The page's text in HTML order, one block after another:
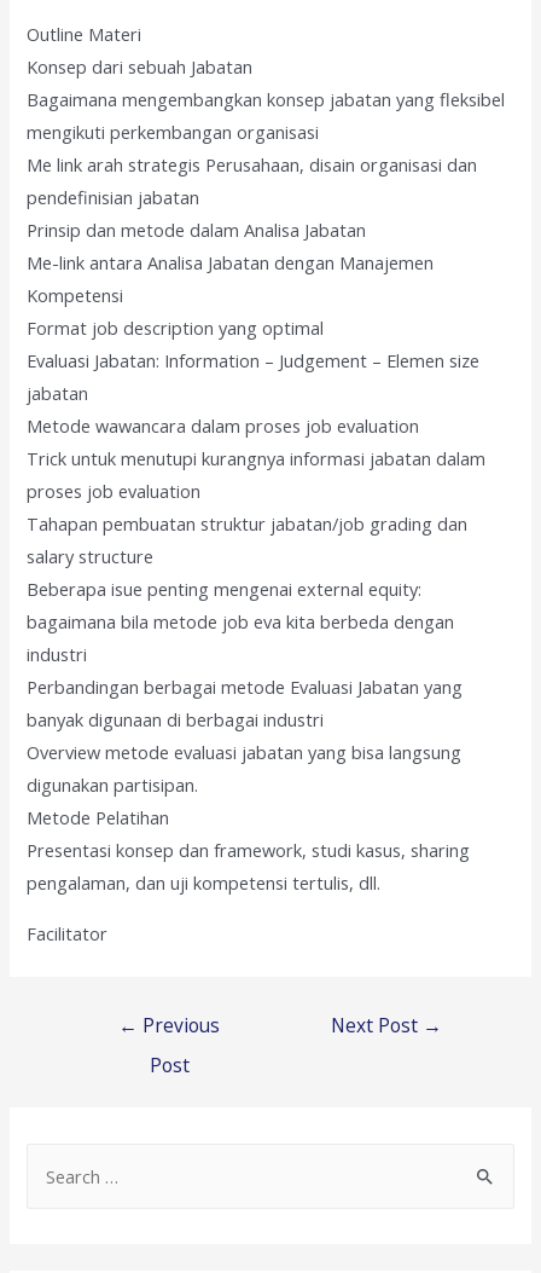
Outline Materi
Konsep dari sebuah Jabatan
Bagaimana mengembangkan konsep jabatan yang fleksibel
mengikuti perkembangan organisasi
Me link arah strategis Perusahaan, disain organisasi dan
pendefinisian jabatan
Prinsip dan metode dalam Analisa Jabatan
Me-link antara Analisa Jabatan dengan Manajemen
Kompetensi
Format job description yang optimal
Evaluasi Jabatan: Information – Judgement – Elemen size
jabatan
Metode wawancara dalam proses job evaluation
Trick untuk menutupi kurangnya informasi jabatan dalam
proses job evaluation
Tahapan pembuatan struktur jabatan/job grading dan
salary structure
Beberapa isue penting mengenai external equity:
bagaimana bila metode job eva kita berbeda dengan
industri
Perbandingan berbagai metode Evaluasi Jabatan yang
banyak digunaan di berbagai industri
Overview metode evaluasi jabatan yang bisa langsung
digunakan partisipan.
Metode Pelatihan
Presentasi konsep dan framework, studi kasus, sharing
pengalaman, dan uji kompetensi tertulis, dll.
Facilitator
← Previous
Post
Next Post →